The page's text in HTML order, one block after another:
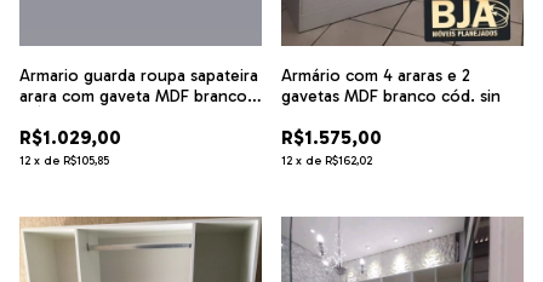
Armario guarda roupa sapateira
arara com gaveta MDF branco
R$1.029,00
12 x de R$105,85
Armário com 4 araras e 2
gavetas MDF branco cód. sin
R$1.575,00
12 x de R$162,02